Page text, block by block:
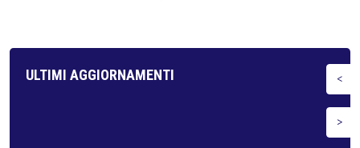
ULTIMI AGGIORNAMENTI <
>